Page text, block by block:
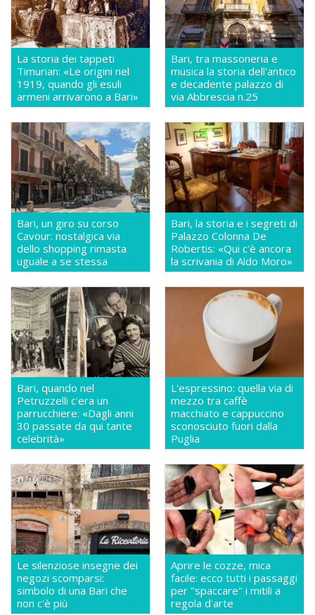
La storia dei tappeti
Timurian: «Le origini nel
1919, quando gli esuli
armeni arrivarono a Bari»
Bari, tra massoneria e
musica la storia dell'antico
e decadente palazzo di
via Abbrescia n.25
Bari, un giro su corso
Cavour: nostalgica via
dello shopping rimasta
uguale a se stessa
Bari, la storia e i segreti di
Palazzo Colonna De
Robertis: «Qui c'è ancora
la scrivania di Aldo Moro»
Bari, quando nel
Petruzzelli c'era un
parrucchiere: «Dagli anni
30 passate da qui tante
celebrità»
L'espressino: quella via di
mezzo tra caffè
macchiato e cappuccino
sconosciuto fuori dalla
Puglia
Le silenziose insegne dei
negozi scomparsi:
simbolo di una Bari che
non c'è più
Aprire le cozze, mica
facile: ecco tutti i passaggi
per "spaccare" i mitili a
regola d'arte